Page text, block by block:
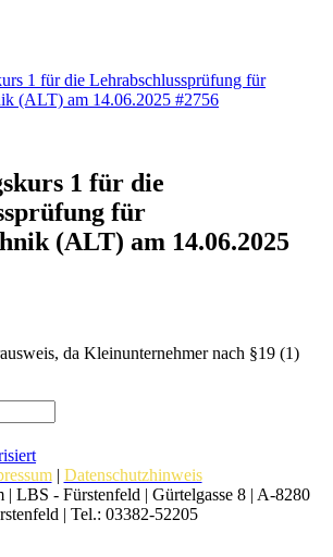
1 für die Lehrabschlussprüfung für
(ALT) am 14.06.2025 #2756
1 für die
für
(ALT) am 14.06.2025
da Kleinunternehmer nach §19 (1)
| Datenschutzhinweis
| LBS - Fürstenfeld | Gürtelgasse 8 | A-8280
| Tel.: 03382-52205